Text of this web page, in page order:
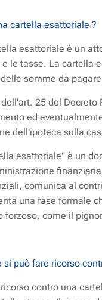
cartella esattoriale ?
esattoriale è un
le tasse. La cartella
somme da
25 del
ed
dell'ipoteca sulla
esattoriale" è un
comunica al
una fase formale
forzoso, come il
si può fare ricorso
ricorso contro una